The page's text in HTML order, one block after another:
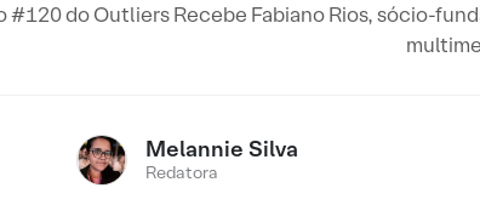
#120 do Outliers Recebe Fabiano Rios, sócio-
Melannie Silva
Redatora